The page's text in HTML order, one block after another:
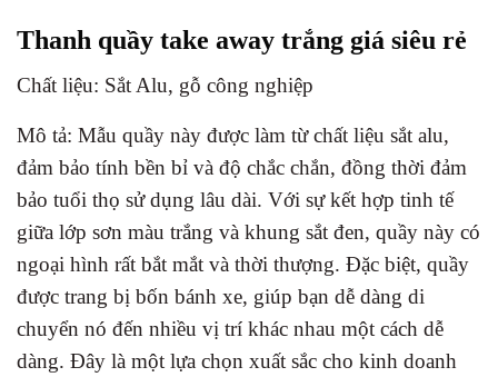
Thanh quầy take away trắng giá siêu rẻ
Chất liệu: Sắt Alu, gỗ công nghiệp
Mô tả: Mẫu quầy này được làm từ chất liệu sắt alu,
đảm bảo tính bền bỉ và độ chắc chắn, đồng thời đảm
bảo tuổi thọ sử dụng lâu dài. Với sự kết hợp tinh tế
giữa lớp sơn màu trắng và khung sắt đen, quầy này có
ngoại hình rất bắt mắt và thời thượng. Đặc biệt, quầy
được trang bị bốn bánh xe, giúp bạn dễ dàng di
chuyển nó đến nhiều vị trí khác nhau một cách dễ
dàng. Đây là một lựa chọn xuất sắc cho kinh doanh